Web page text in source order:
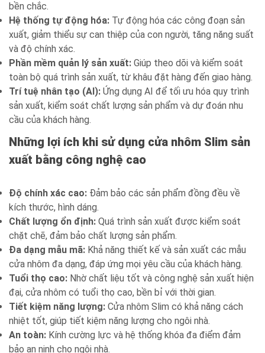
bền chắc.
Hệ thống tự động hóa: Tự động hóa các công đoạn sản
xuất, giảm thiểu sự can thiệp của con người, tăng năng suất
và độ chính xác.
Phần mềm quản lý sản xuất: Giúp theo dõi và kiểm soát
toàn bộ quá trình sản xuất, từ khâu đặt hàng đến giao hàng.
Trí tuệ nhân tạo (AI): Ứng dụng AI để tối ưu hóa quy trình
sản xuất, kiểm soát chất lượng sản phẩm và dự đoán nhu
cầu của khách hàng.
Những lợi ích khi sử dụng cửa nhôm Slim sản
xuất bằng công nghệ cao
Độ chính xác cao: Đảm bảo các sản phẩm đồng đều về
kích thước, hình dáng.
Chất lượng ổn định: Quá trình sản xuất được kiểm soát
chặt chẽ, đảm bảo chất lượng sản phẩm.
Đa dạng mẫu mã: Khả năng thiết kế và sản xuất các mẫu
cửa nhôm đa dạng, đáp ứng mọi yêu cầu của khách hàng.
Tuổi thọ cao: Nhờ chất liệu tốt và công nghệ sản xuất hiện
đại, cửa nhôm có tuổi thọ cao, bền bỉ với thời gian.
Tiết kiệm năng lượng: Cửa nhôm Slim có khả năng cách
nhiệt tốt, giúp tiết kiệm năng lượng cho ngôi nhà.
An toàn: Kính cường lực và hệ thống khóa đa điểm đảm
bảo an ninh cho ngôi nhà.